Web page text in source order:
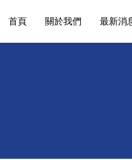
首頁 關於我們 最新消